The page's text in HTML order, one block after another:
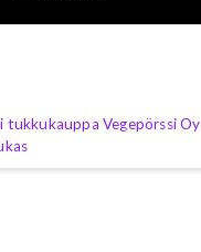
tukkukauppa Vegepörssi Oy